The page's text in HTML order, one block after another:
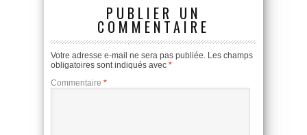
PUBLIER UN
COMMENTAIRE
Votre adresse e-mail ne sera pas publiée. Les champs
obligatoires sont indiqués avec *
Commentaire *